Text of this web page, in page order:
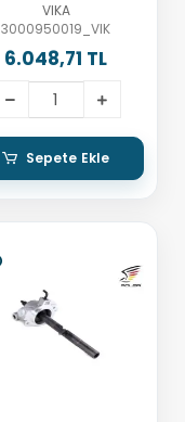
VIKA
3000950019_VIK
6.048,71 TL
Sepete Ekle